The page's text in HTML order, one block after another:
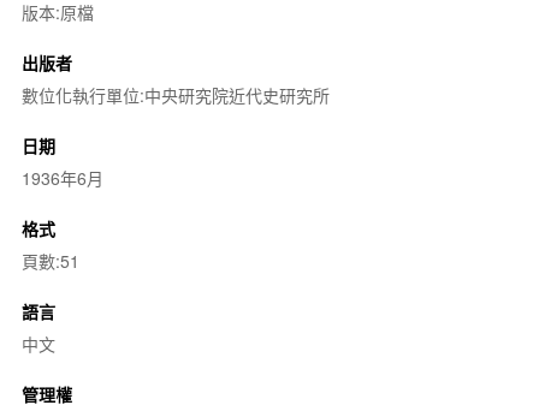
版本:原檔
出版者
數位化執行單位:中央研究院近代史研究所
日期
1936年6月
格式
頁數:51
語言
中文
管理權